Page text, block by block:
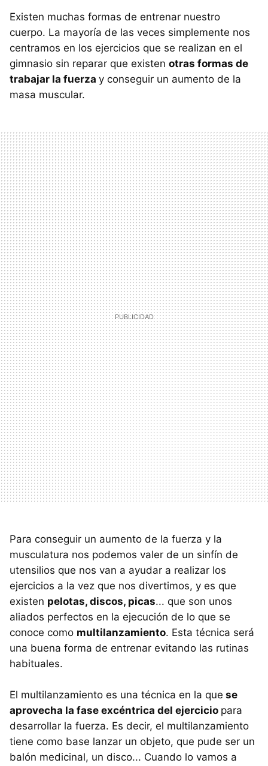
Existen muchas formas de entrenar nuestro
cuerpo. La mayoría de las veces simplemente nos
centramos en los ejercicios que se realizan en el
gimnasio sin reparar que existen otras formas de
trabajar la fuerza y conseguir un aumento de la
masa muscular.
Para conseguir un aumento de la fuerza y la
musculatura nos podemos valer de un sinfín de
utensilios que nos van a ayudar a realizar los
ejercicios a la vez que nos divertimos, y es que
existen pelotas, discos, picas... que son unos
aliados perfectos en la ejecución de lo que se
conoce como multilanzamiento. Esta técnica será
una buena forma de entrenar evitando las rutinas
habituales.
El multilanzamiento es una técnica en la que se
aprovecha la fase excéntrica del ejercicio para
desarrollar la fuerza. Es decir, el multilanzamiento
tiene como base lanzar un objeto, que pude ser un
balón medicinal, un disco... Cuando lo vamos a